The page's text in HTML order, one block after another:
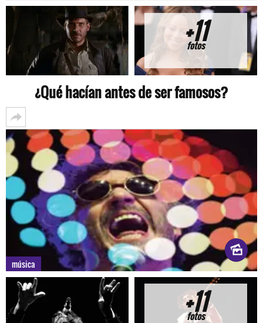
+11
fotos
¿Qué hacían antes de ser famosos?
música
+11
fotos